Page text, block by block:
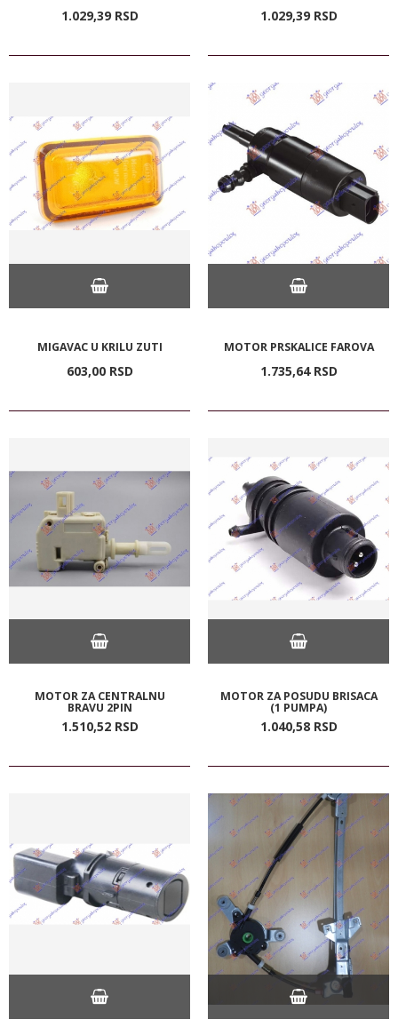
1.029,39 RSD 1.029,39 RSD
MIGAVAC U KRILU ZUTI
603,00 RSD
MOTOR PRSKALICE FAROVA
1.735,64 RSD
MOTOR ZA CENTRALNU
BRAVU 2PIN
1.510,52 RSD
MOTOR ZA POSUDU BRISACA
(1 PUMPA)
1.040,58 RSD